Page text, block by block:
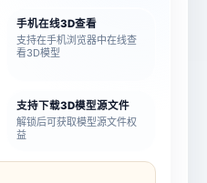
手机在线3D查看
支持在手机浏览器中在线查
看3D模型
支持下载3D模型源文件
解锁后可获取模型源文件权
益